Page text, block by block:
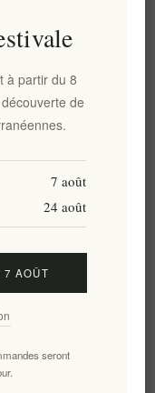
à partir du 8
de
7 août
24 août
7 AOÛT
seront